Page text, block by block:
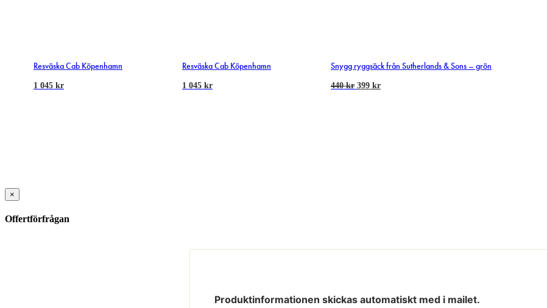
Resväska Cab Köpenhamn
1 045 kr
Resväska Cab Köpenhamn
1 045 kr
Snygg ryggsäck från Sutherlands & Sons – grön
440kr 399 kr
×
Offertförfrågan
Produktinformationen skickas automatiskt med i mailet.